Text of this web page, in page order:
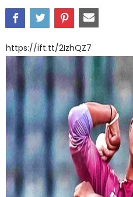
https://ift.tt/2IzhQZ7